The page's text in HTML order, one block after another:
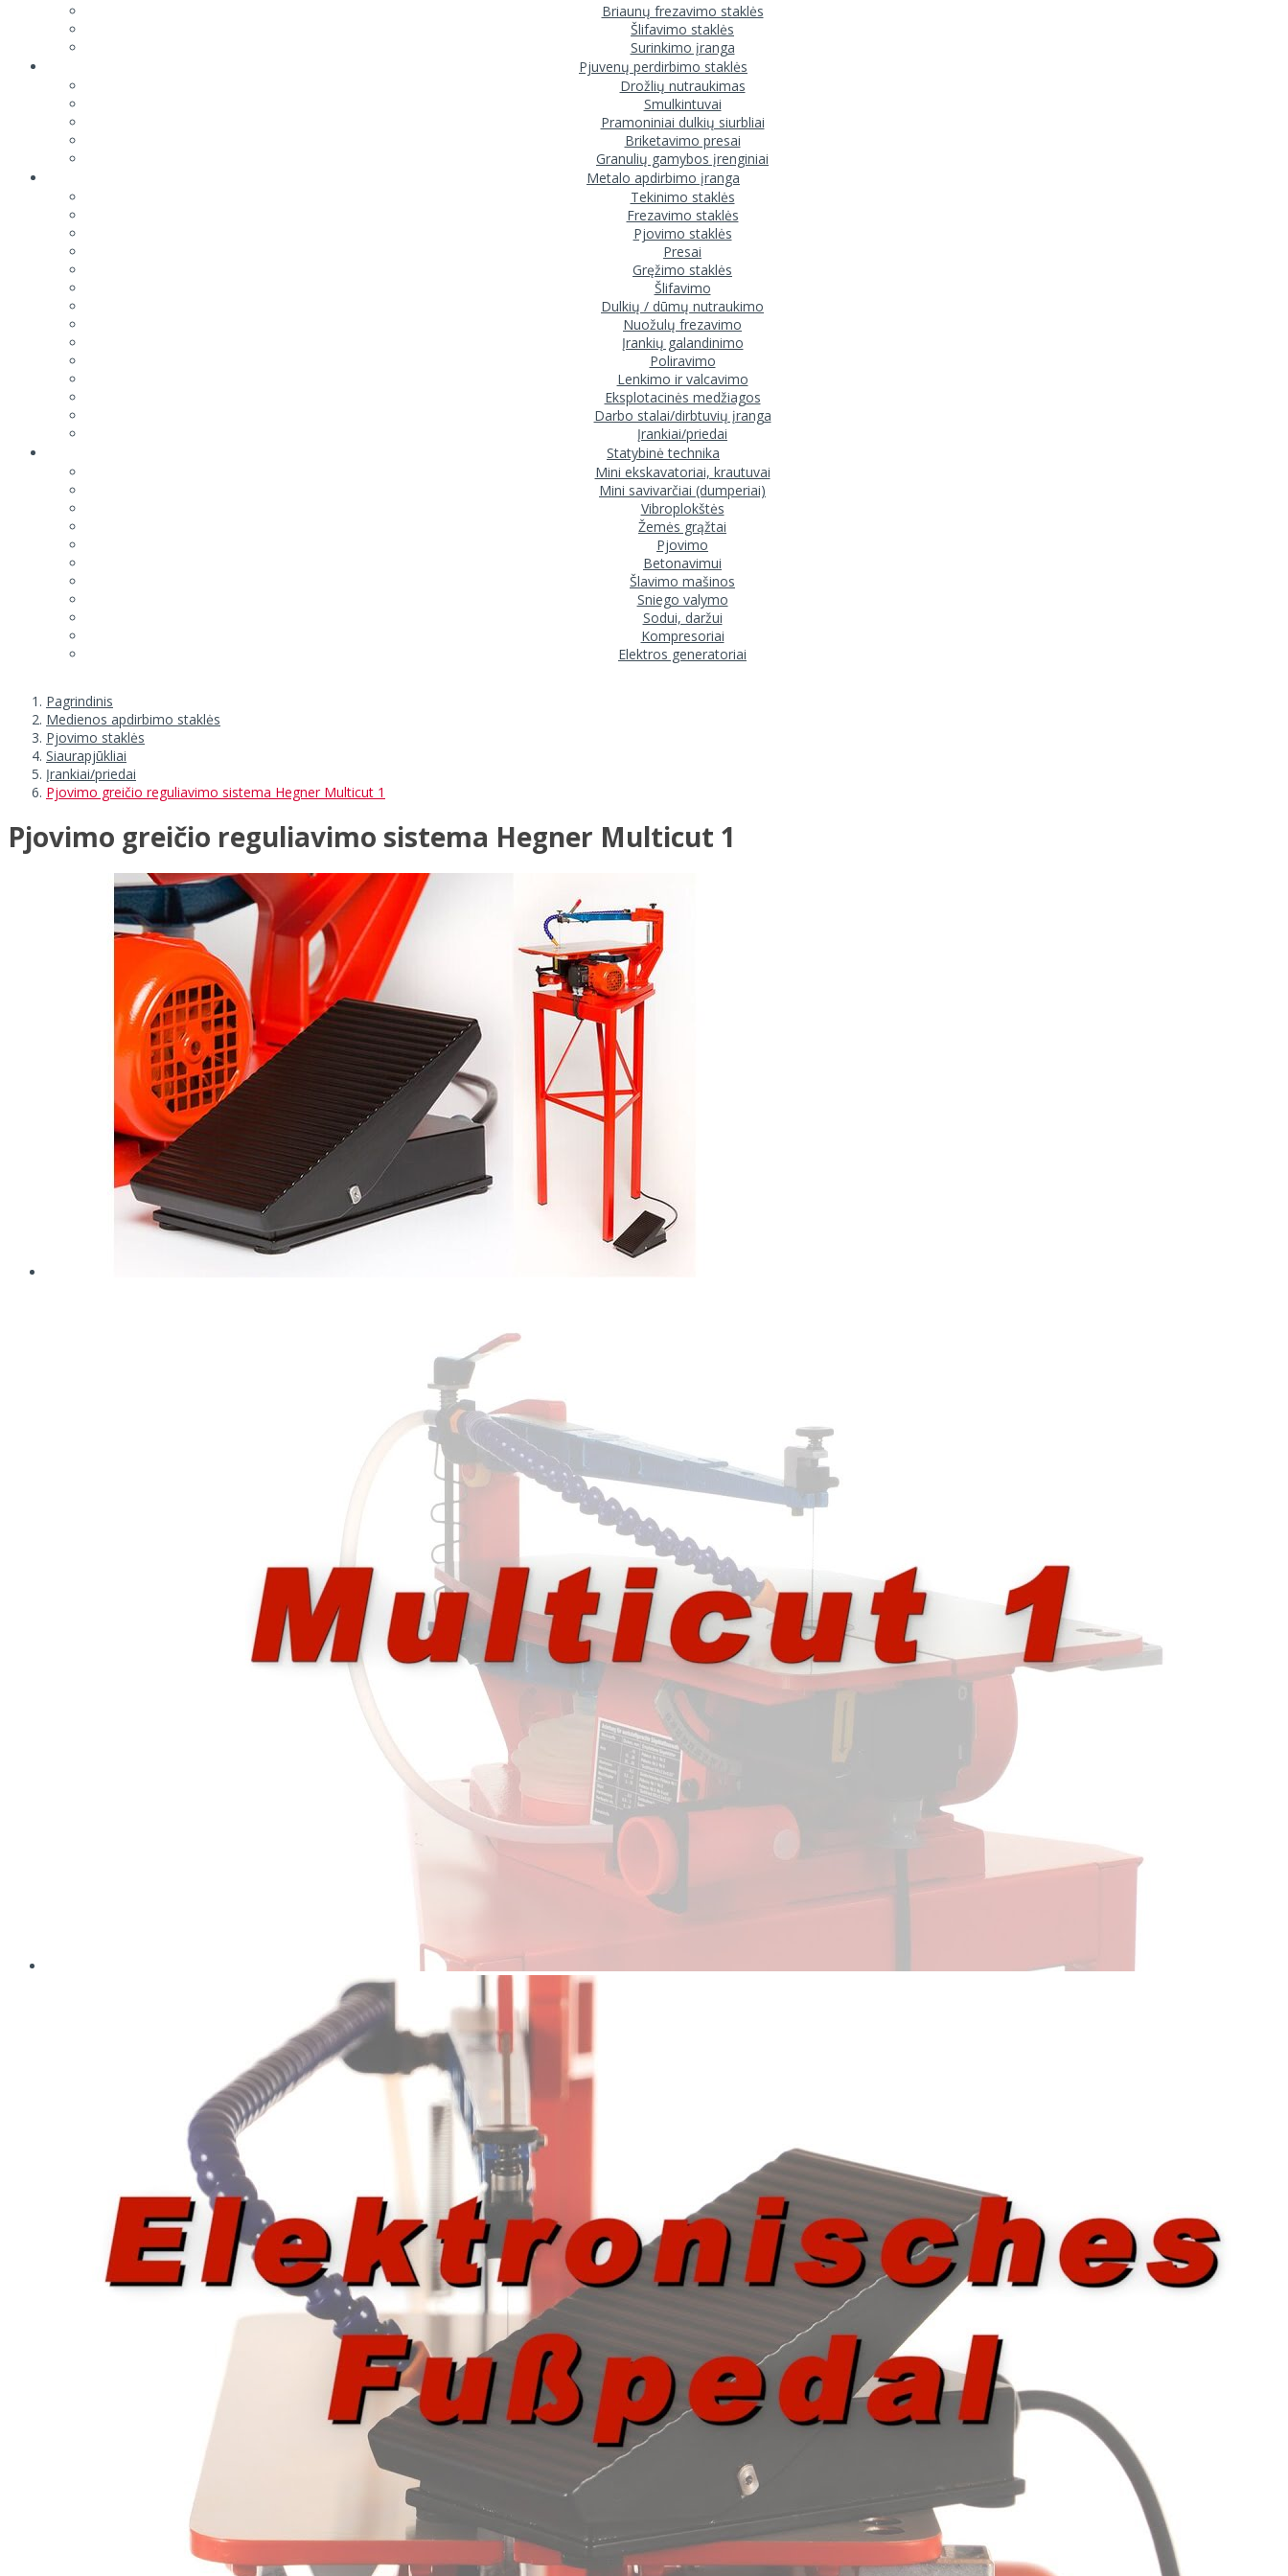
Briaunų frezavimo staklės
Šlifavimo staklės
Surinkimo įranga
Pjuvenų perdirbimo staklės
Drožlių nutraukimas
Smulkintuvai
Pramoniniai dulkių siurbliai
Briketavimo presai
Granulių gamybos įrenginiai
Metalo apdirbimo įranga
Tekinimo staklės
Frezavimo staklės
Pjovimo staklės
Presai
Gręžimo staklės
Šlifavimo
Dulkių / dūmų nutraukimo
Nuožulų frezavimo
Įrankių galandinimo
Poliravimo
Lenkimo ir valcavimo
Eksplotacinės medžiagos
Darbo stalai/dirbtuvių įranga
Įrankiai/priedai
Statybinė technika
Mini ekskavatoriai, krautuvai
Mini savivarčiai (dumperiai)
Vibroplokštės
Žemės grąžtai
Pjovimo
Betonavimui
Šlavimo mašinos
Sniego valymo
Sodui, daržui
Kompresoriai
Elektros generatoriai
Pagrindinis
Medienos apdirbimo staklės
Pjovimo staklės
Siaurapjūkliai
Įrankiai/priedai
Pjovimo greičio reguliavimo sistema Hegner Multicut 1
Pjovimo greičio reguliavimo sistema Hegner Multicut 1